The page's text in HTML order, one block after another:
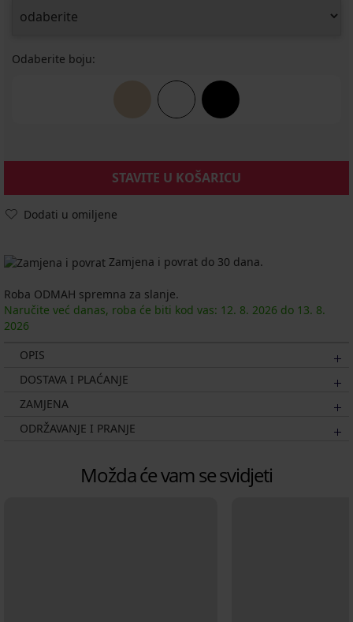
Odaberite boju:
STAVITE U KOŠARICU
Dodati u omiljene
Zamjena i povrat do 30 dana.
Roba ODMAH spremna za slanje.
Naručite već danas, roba će biti kod vas: 12. 8. 2026 do 13. 8.
2026
OPIS
DOSTAVA I PLAĆANJE
ZAMJENA
ODRŽAVANJE I PRANJE
Možda će vam se svidjeti